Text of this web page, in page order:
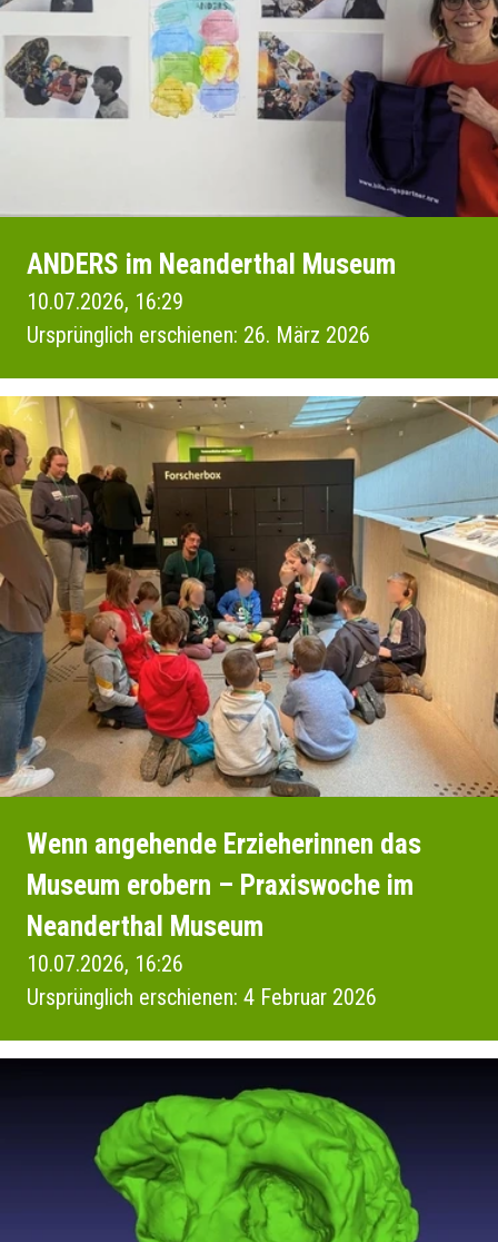
ANDERS im Neanderthal Museum
10.07.2026, 16:29
Ursprünglich erschienen: 26. März 2026
Wenn angehende Erzieherinnen das
Museum erobern – Praxiswoche im
Neanderthal Museum
10.07.2026, 16:26
Ursprünglich erschienen: 4 Februar 2026